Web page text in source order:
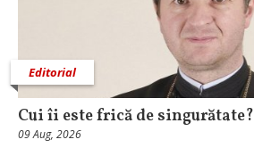
Editorial
Cui îi este frică de singurătate?
09 Aug, 2026